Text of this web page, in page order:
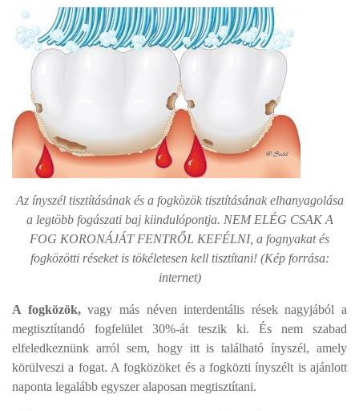
Az ínyszél tisztításának és a fogközök tisztításának elhanyagolása
a legtöbb fogászati baj kiindulópontja. NEM ELÉG CSAK A
FOG KORONÁJÁT FENTRŐL KEFÉLNI, a fognyakat és
fogközötti réseket is tökéletesen kell tisztítani! (Kép forrása:
internet)
A fogközök,vagy más néven interdentális rések nagyjából a
megtisztítandó fogfelület 30%-át teszik ki. És nem szabad
elfeledkeznünk arról sem, hogy itt is található ínyszél, amely
körülveszi a fogat. A fogközöket és a fogközti ínyszélt is ajánlott
naponta legalább egyszer alaposan megtisztítani.